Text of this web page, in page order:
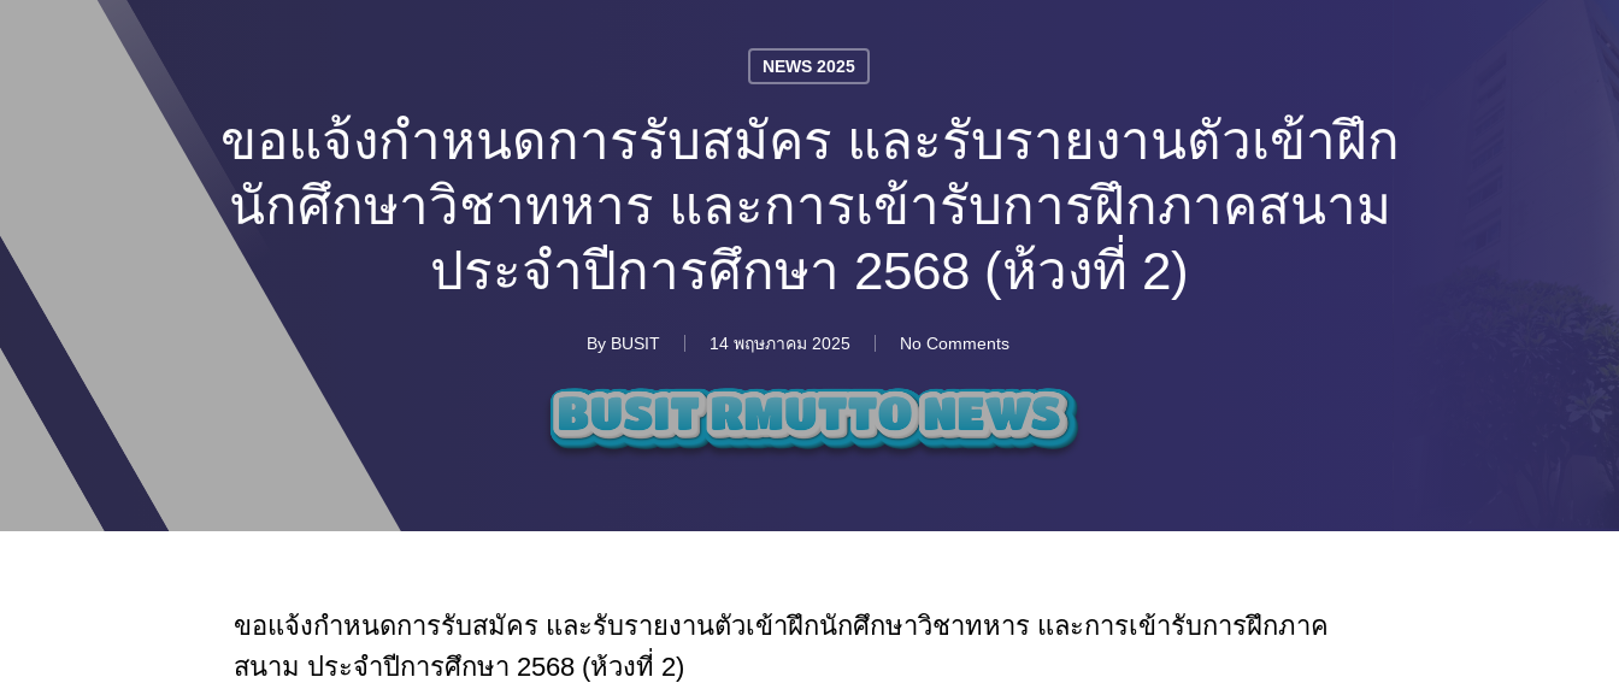
NEWS 2025
ขอแจ้งกำหนดการรับสมัคร และรับรายงานตัวเข้าฝึก
นักศึกษาวิชาทหาร และการเข้ารับการฝึกภาคสนาม
ประจำปีการศึกษา 2568 (ห้วงที่ 2)
By BUSIT 14 พฤษภาคม 2025 No Comments
ขอแจ้งกำหนดการรับสมัคร และรับรายงานตัวเข้าฝึกนักศึกษาวิชาทหาร และการเข้ารับการฝึกภาค
สนาม ประจำปีการศึกษา 2568 (ห้วงที่ 2)